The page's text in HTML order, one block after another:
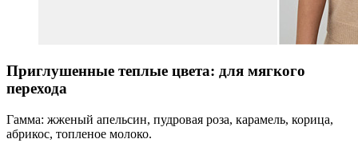
Приглушенные теплые цвета: для мягкого
перехода
Гамма: жженый апельсин, пудровая роза, карамель, корица,
абрикос, топленое молоко.